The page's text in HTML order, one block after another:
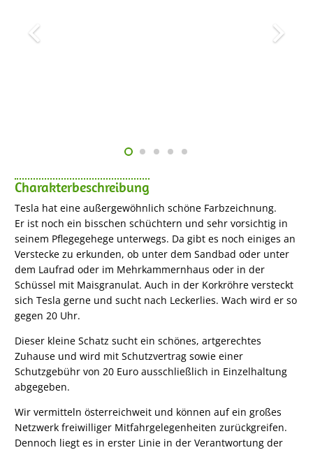
Charakterbeschreibung
Tesla hat eine außergewöhnlich schöne Farbzeichnung.
Er ist noch ein bisschen schüchtern und sehr vorsichtig in
seinem Pflegegehege unterwegs. Da gibt es noch einiges an
Verstecke zu erkunden, ob unter dem Sandbad oder unter
dem Laufrad oder im Mehrkammernhaus oder in der
Schüssel mit Maisgranulat. Auch in der Korkröhre versteckt
sich Tesla gerne und sucht nach Leckerlies. Wach wird er so
gegen 20 Uhr.
Dieser kleine Schatz sucht ein schönes, artgerechtes
Zuhause und wird mit Schutzvertrag sowie einer
Schutzgebühr von 20 Euro ausschließlich in Einzelhaltung
abgegeben.
Wir vermitteln österreichweit und können auf ein großes
Netzwerk freiwilliger Mitfahrgelegenheiten zurückgreifen.
Dennoch liegt es in erster Linie in der Verantwortung der